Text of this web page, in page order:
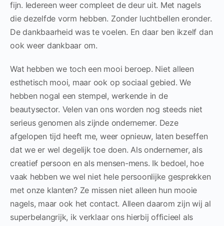
fijn. Iedereen weer compleet de deur uit. Met nagels
die dezelfde vorm hebben. Zonder luchtbellen eronder.
De dankbaarheid was te voelen. En daar ben ikzelf dan
ook weer dankbaar om.
Wat hebben we toch een mooi beroep. Niet alleen
esthetisch mooi, maar ook op sociaal gebied. We
hebben nogal een stempel, werkende in de
beautysector. Velen van ons worden nog steeds niet
serieus genomen als zijnde ondernemer. Deze
afgelopen tijd heeft me, weer opnieuw, laten beseffen
dat we er wel degelijk toe doen. Als ondernemer, als
creatief persoon en als mensen-mens. Ik bedoel, hoe
vaak hebben we wel niet hele persoonlijke gesprekken
met onze klanten? Ze missen niet alleen hun mooie
nagels, maar ook het contact. Alleen daarom zijn wij al
superbelangrijk, ik verklaar ons hierbij officieel als